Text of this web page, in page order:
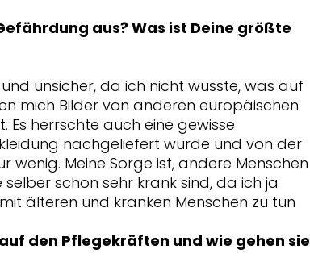
aus? Was ist Deine größte
unsicher, da ich nicht wusste, was auf
mich Bilder von anderen europäischen
herrschte auch eine gewisse
nachgeliefert wurde und von der
wenig. Meine Sorge ist, andere Menschen
schon sehr krank sind, da ich ja
älteren und kranken Menschen zu tun
den Pflegekräften und wie gehen sie